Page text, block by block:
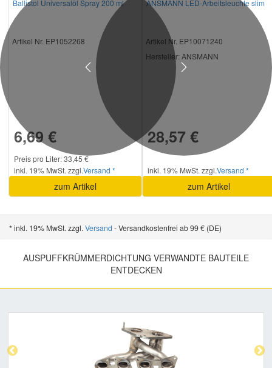
Ballistol Universalöl Spray 200 ml
Artikel Nr. EP1052268
6,69 €
Preis pro Liter: 33,45 €
inkl. 19% MwSt. zzgl.Versand *
zum Artikel
ANSMANN LED-Arbeitsleuchte slim
Artikel Nr. EP10071240
Hersteller: ANSMANN
28,57 €
inkl. 19% MwSt. zzgl.Versand *
zum Artikel
Previous Next
* inkl. 19% MwSt. zzgl. Versand - Versandkostenfrei ab 99 € (DE)
AUSPUFFKRÜMMERDICHTUNG VERWANDTE BAUTEILE
ENTDECKEN